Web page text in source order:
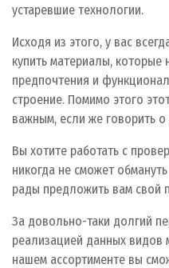
устаревшие технологии.
Исходя из этого, у вас
купить материалы, которые
предпочтения и
строение. Помимо этого
важным, если же говорить
Вы хотите работать с
никогда не сможет
рады предложить вам свой
За довольно-таки долгий
реализацией данных видов
нашем ассортименте вы